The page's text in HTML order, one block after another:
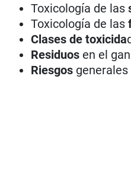
Toxicología de las
Toxicología de las
Clases de toxicida
Residuos en el
Riesgos